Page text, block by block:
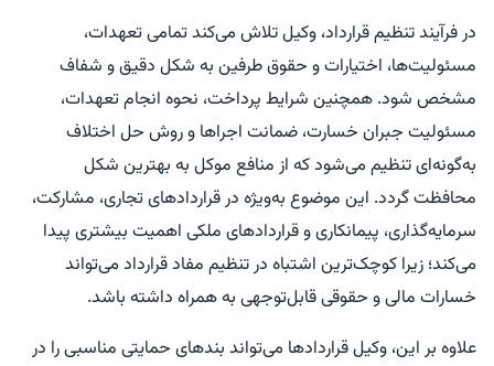
در فرآیند تنظیم قرارداد، وکیل تلاش می‌کند تمامی تعهدات،
مسئولیت‌ها، اختیارات و حقوق طرفین به شکل دقیق و شفاف
مشخص شود. همچنین شرایط پرداخت، نحوه انجام تعهدات،
مسئولیت جبران خسارت، ضمانت اجراها و روش حل اختلاف
به‌گونه‌ای تنظیم می‌شود که از منافع موکل به بهترین شکل
محافظت گردد. این موضوع به‌ویژه در قراردادهای تجاری، مشارکت،
سرمایه‌گذاری، پیمانکاری و قراردادهای ملکی اهمیت بیشتری پیدا
می‌کند؛ زیرا کوچک‌ترین اشتباه در تنظیم مفاد قرارداد می‌تواند
خسارات مالی و حقوقی قابل‌توجهی به همراه داشته باشد.
علاوه بر این، وکیل قراردادها می‌تواند بندهای حمایتی مناسبی را در